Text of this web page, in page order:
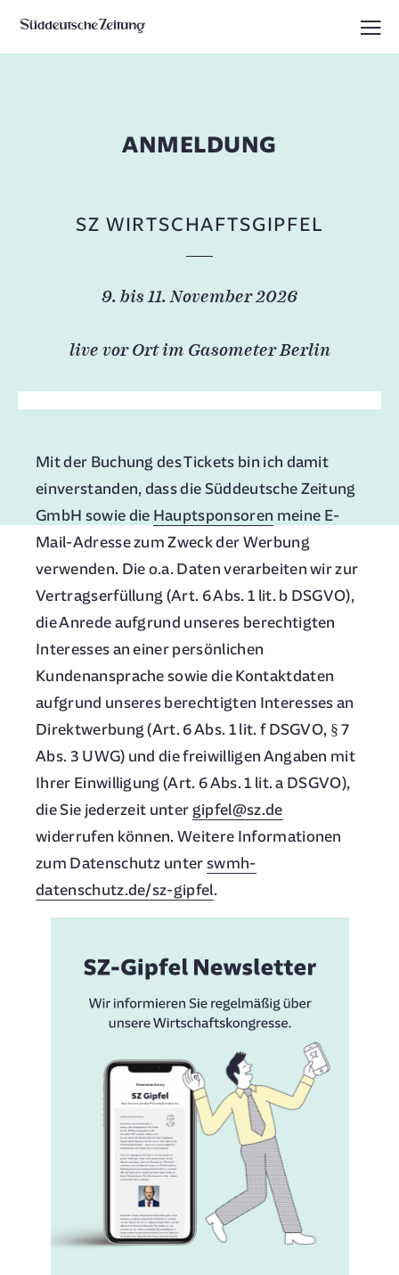
ANMELDUNG
SZ WIRTSCHAFTSGIPFEL
9. bis 11. November 2026
live vor Ort im Gasometer Berlin
Mit der Buchung des Tickets bin ich damit
einverstanden, dass die Süddeutsche Zeitung
GmbH sowie die Hauptsponsoren meine E-
Mail-Adresse zum Zweck der Werbung
verwenden. Die o.a. Daten verarbeiten wir zur
Vertragserfüllung (Art. 6 Abs. 1 lit. b DSGVO),
die Anrede aufgrund unseres berechtigten
Interesses an einer persönlichen
Kundenansprache sowie die Kontaktdaten
aufgrund unseres berechtigten Interesses an
Direktwerbung (Art. 6 Abs. 1 lit. f DSGVO, § 7
Abs. 3 UWG) und die freiwilligen Angaben mit
Ihrer Einwilligung (Art. 6 Abs. 1 lit. a DSGVO),
die Sie jederzeit unter gipfel@sz.de
widerrufen können. Weitere Informationen
zum Datenschutz unterswmh-
datenschutz.de/sz-gipfel.